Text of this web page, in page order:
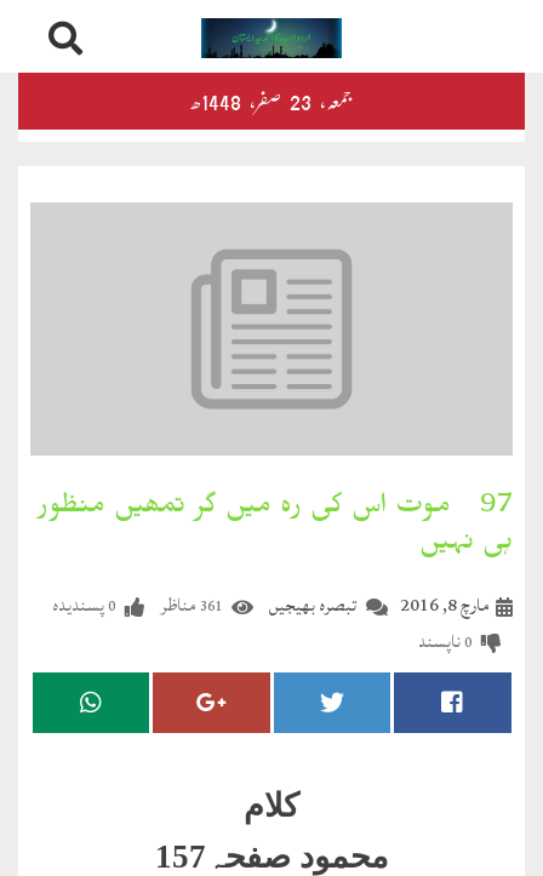
to
جمعہ‬‮، 23 صفر‬،
محمود
بخارِدل
کلام
مضطرؔ
دستِ
دعا
97۔ موت اس کی رہ میں گر تمھیں منظور
ہی نہیں
تبصرہ بھیجیں مارچ 8, 2016 361 مناظر 0پسندیدہ
0ناپسند
کلام
محمود صفحہ157